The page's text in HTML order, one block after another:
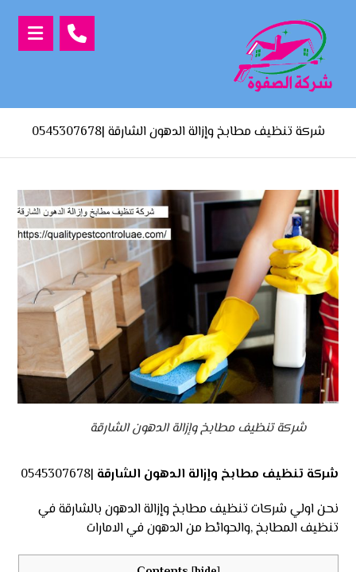
شركة تنظيف مطابخ وإزالة الدهون الشارقة |0545307678
شركة تنظيف مطابخ وإزالة الدهون الشارقة
شركة تنظيف مطابخ وإزالة الدهون الشارقة |0545307678
نحن اولي شركات تنظيف مطابخ وإزالة الدهون بالشارقة في
تنظيف المطابخ ,والحوائط من الدهون في الامارات